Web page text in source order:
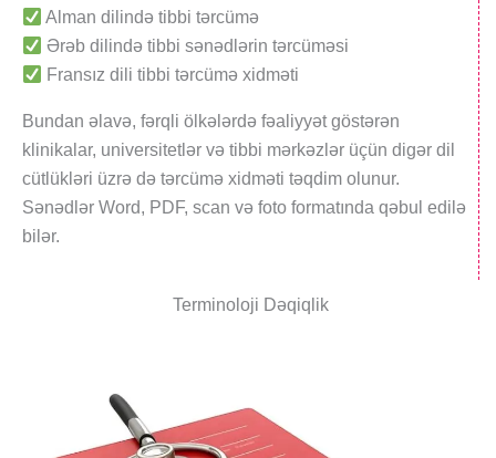
Alman dilində tibbi tərcümə
Ərəb dilində tibbi sənədlərin tərcüməsi
Fransız dili tibbi tərcümə xidməti
Bundan əlavə, fərqli ölkələrdə fəaliyyət göstərən
klinikalar, universitetlər və tibbi mərkəzlər üçün digər dil
cütlükləri üzrə də tərcümə xidməti təqdim olunur.
Sənədlər Word, PDF, scan və foto formatında qəbul edilə
bilər.
Terminoloji Dəqiqlik